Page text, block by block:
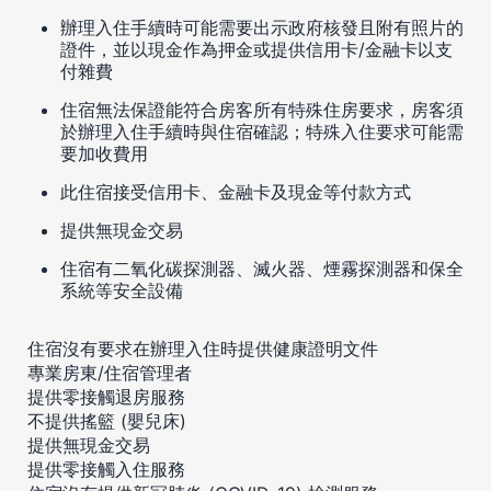
辦理入住手續時可能需要出示政府核發且附有照片的
證件，並以現金作為押金或提供信用卡/金融卡以支
付雜費
住宿無法保證能符合房客所有特殊住房要求，房客須
於辦理入住手續時與住宿確認；特殊入住要求可能需
要加收費用
此住宿接受信用卡、金融卡及現金等付款方式
提供無現金交易
住宿有二氧化碳探測器、滅火器、煙霧探測器和保全
系統等安全設備
住宿沒有要求在辦理入住時提供健康證明文件
專業房東/住宿管理者
提供零接觸退房服務
不提供搖籃 (嬰兒床)
提供無現金交易
提供零接觸入住服務